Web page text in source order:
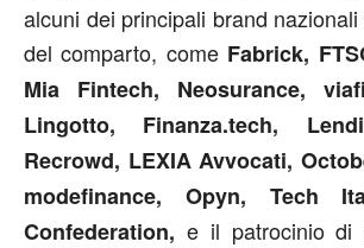
alcuni dei principali brand
del comparto, come Fabrick,
Mia Fintech, Neosurance,
Lingotto, Finanza.tech,
Recrowd, LEXIA Avvocati,
modefinance, Opyn, Tech
Confederation, e il patrocinio di